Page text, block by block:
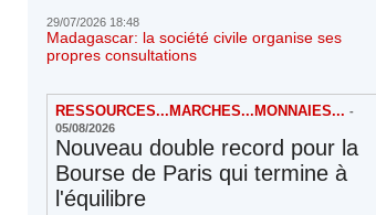
29/07/2026 18:48
Madagascar: la société civile organise ses
propres consultations
RESSOURCES...MARCHES...MONNAIES... -
05/08/2026
Nouveau double record pour la
Bourse de Paris qui termine à
l'équilibre